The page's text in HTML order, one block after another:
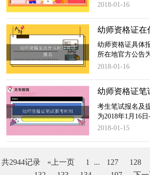
2018-01-16
幼师资格证具体
所在地官方公告
2018-01-16
幼师资格证笔
考生笔试报名及
为2018年1月16
2018-01-15
共2944记录 «上一页 1 ... 127 128